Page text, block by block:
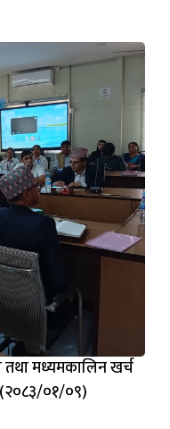
मध्यमकालिन खर्च
०१/०९)